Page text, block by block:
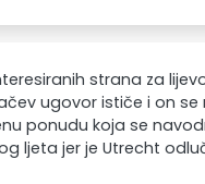
strana za
ugovor ističe i on
ponudu koja se
ljeta jer je Utrecht